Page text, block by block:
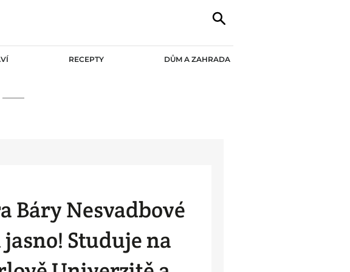
RECEPTY DŮM A ZAHRADA
Báry Nesvadbové
jasno! Studuje na